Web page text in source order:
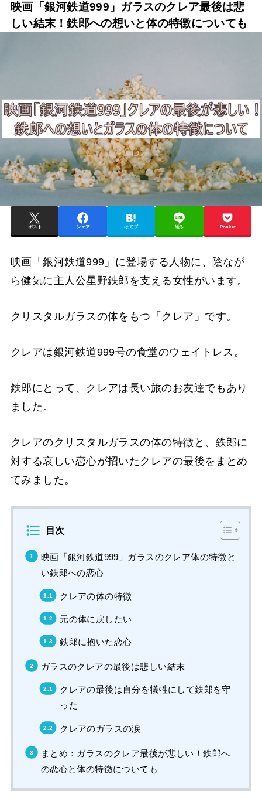
映画「銀河鉄道999」ガラスのクレア最後は悲
しい結末！鉄郎への想いと体の特徴についても
ポスト シェア はてブ 送る Pocket
映画「銀河鉄道999」に登場する人物に、陰なが
ら健気に主人公星野鉄郎を支える女性がいます。
クリスタルガラスの体をもつ「クレア」です。
クレアは銀河鉄道999号の食堂のウェイトレス。
鉄郎にとって、クレアは長い旅のお友達でもあり
ました。
クレアのクリスタルガラスの体の特徴と、鉄郎に
対する哀しい恋心が招いたクレアの最後をまとめ
てみました。
目次
映画「銀河鉄道999」ガラスのクレア体の特徴と
い鉄郎への恋心
クレアの体の特徴
元の体に戻したい
鉄郎に抱いた恋心
ガラスのクレアの最後は悲しい結末
クレアの最後は自分を犠牲にして鉄郎を守
った
クレアのガラスの涙
まとめ：ガラスのクレア最後が悲しい！鉄郎へ
の恋心と体の特徴についても